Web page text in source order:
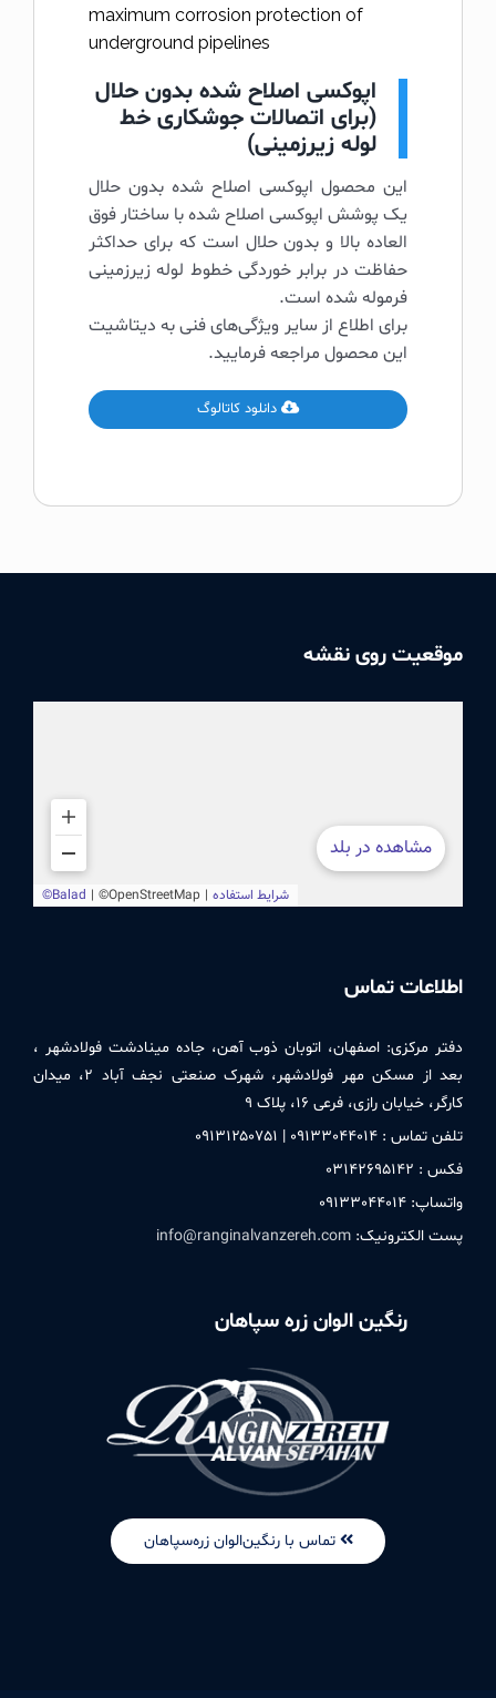
maximum corrosion protection of
underground pipelines
اپوکسی اصلاح شده بدون حلال
(برای اتصالات جوشکاری خط
لوله زیرزمینی)
این محصول اپوکسی اصلاح شده بدون حلال
یک پوشش اپوکسی اصلاح شده با ساختار فوق
العاده بالا و بدون حلال است که برای حداکثر
حفاظت در برابر خوردگی خطوط لوله زیرزمینی
فرموله شده است.
برای اطلاع از سایر ویژگی‌های فنی به دیتاشیت
این محصول مراجعه فرمایید.
دانلود کاتالوگ
موقعیت روی نقشه
اطلاعات تماس
دفتر مركزی: اصفهان، اتوبان ذوب آهن، جاده مینادشت فولادشهر ،
بعد از مسکن مهر فولادشهر، شهرک صنعتی نجف آباد ۲، میدان
کارگر، خیابان رازی، فرعی ۱۶، پلاک ۹
تلفن تماس : ۰۹۱٣٣۰۴۴۰۱۴ | ۰۹۱٣۱۲۵۰٧۵۱
فکس : ۰٣۱۴۲۶۹۵۱۴۲
واتساپ: ۰۹۱٣٣۰۴۴۰۱۴
پست الکترونیک: info@ranginalvanzereh.com
رنگین الوان زره سپاهان
تماس با رنگین‌الوان زره‌سپاهان